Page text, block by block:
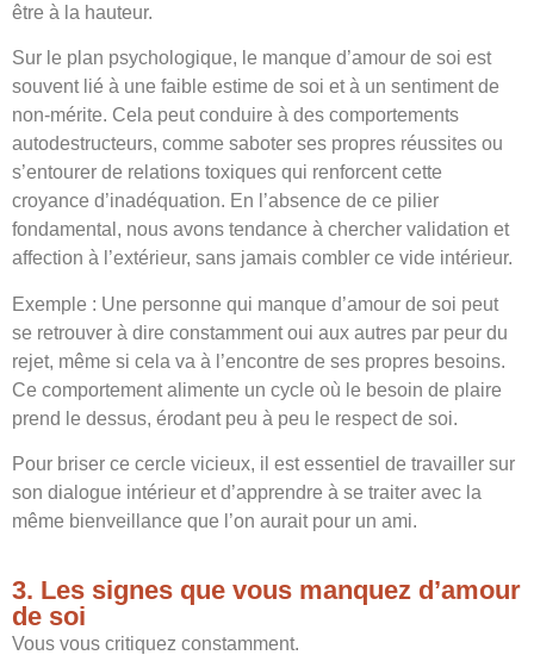
être à la hauteur.
Sur le plan psychologique, le manque d’amour de soi est
souvent lié à une faible estime de soi et à un sentiment de
non-mérite. Cela peut conduire à des comportements
autodestructeurs, comme saboter ses propres réussites ou
s’entourer de relations toxiques qui renforcent cette
croyance d’inadéquation. En l’absence de ce pilier
fondamental, nous avons tendance à chercher validation et
affection à l’extérieur, sans jamais combler ce vide intérieur.
Exemple : Une personne qui manque d’amour de soi peut
se retrouver à dire constamment oui aux autres par peur du
rejet, même si cela va à l’encontre de ses propres besoins.
Ce comportement alimente un cycle où le besoin de plaire
prend le dessus, érodant peu à peu le respect de soi.
Pour briser ce cercle vicieux, il est essentiel de travailler sur
son dialogue intérieur et d’apprendre à se traiter avec la
même bienveillance que l’on aurait pour un ami.
3. Les signes que vous manquez d’amour
de soi
Vous vous critiquez constamment.